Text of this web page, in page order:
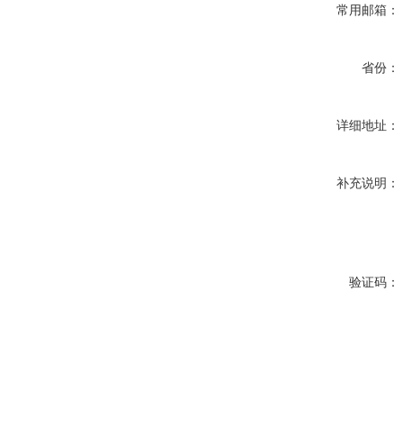
常用邮箱：
省份：
详细地址：
补充说明：
验证码：